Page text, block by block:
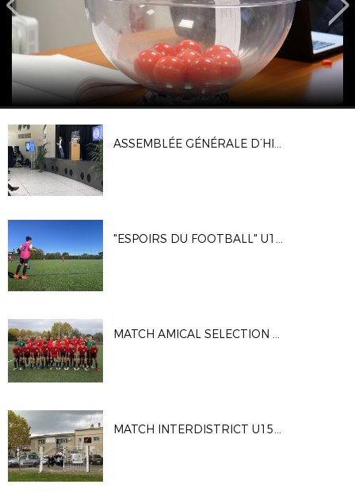
ASSEMBLÉE GÉNÉRALE D’HIVER (26 NOVEMBRE 2022 - L'ISLE SUR LA SORGUE)
"ESPOIRS DU FOOTBALL" U13 (16 NOVEMBRE 2022 - LE PONTET)
MATCH AMICAL SELECTION U15 DGV VS FC VILLEUNEUVE U16R2 (9 NOVEMBRE 2022 - LE PONTET)
MATCH INTERDISTRICT U15F VS DISTRICT DES ALPES (9 NOVEMBRE 2022 - PERTUIS)